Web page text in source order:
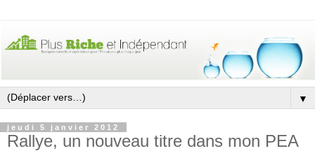
▼
jeudi 5 janvier 2012
Rallye, un nouveau titre dans mon PEA